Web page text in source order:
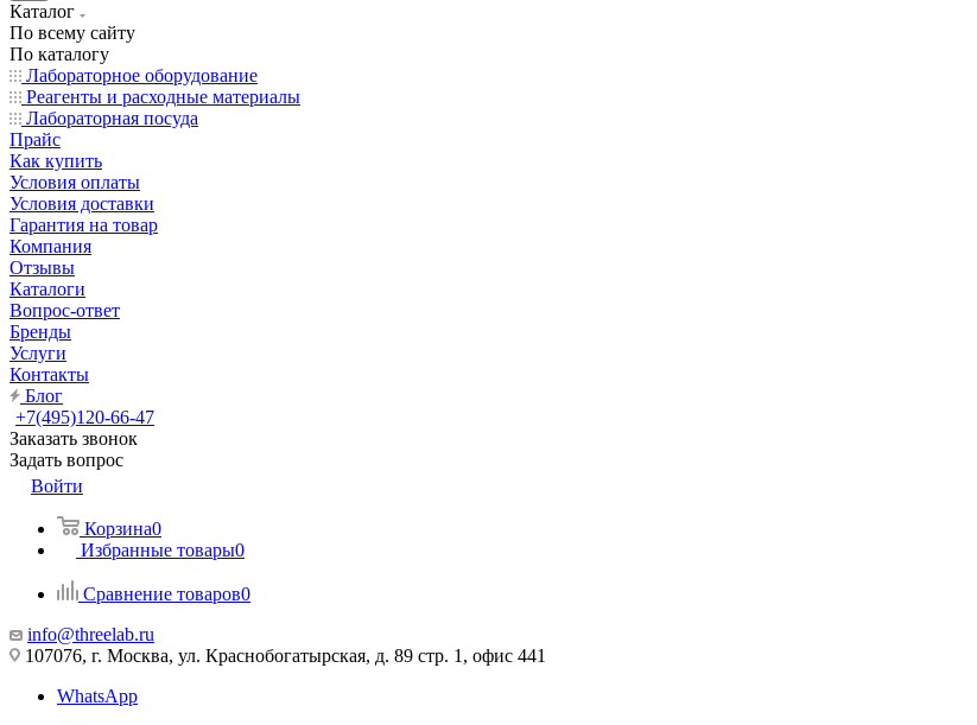
Каталог
По всему сайту
По каталогу
Лабораторное оборудование
Реагенты и расходные материалы
Лабораторная посуда
Прайс
Как купить
Условия оплаты
Условия доставки
Гарантия на товар
Компания
Отзывы
Каталоги
Вопрос-ответ
Бренды
Услуги
Контакты
Блог
+7(495)120-66-47
Заказать звонок
Задать вопрос
Войти
Корзина0
Избранные товары0
Сравнение товаров0
info@threelab.ru
107076, г. Москва, ул. Краснобогатырская, д. 89 стр. 1, офис 441
WhatsApp